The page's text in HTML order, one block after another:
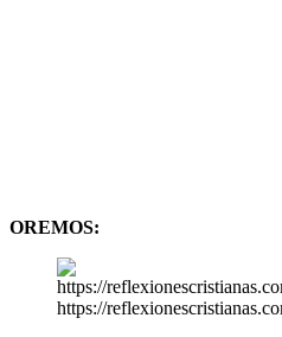
OREMOS:
https://